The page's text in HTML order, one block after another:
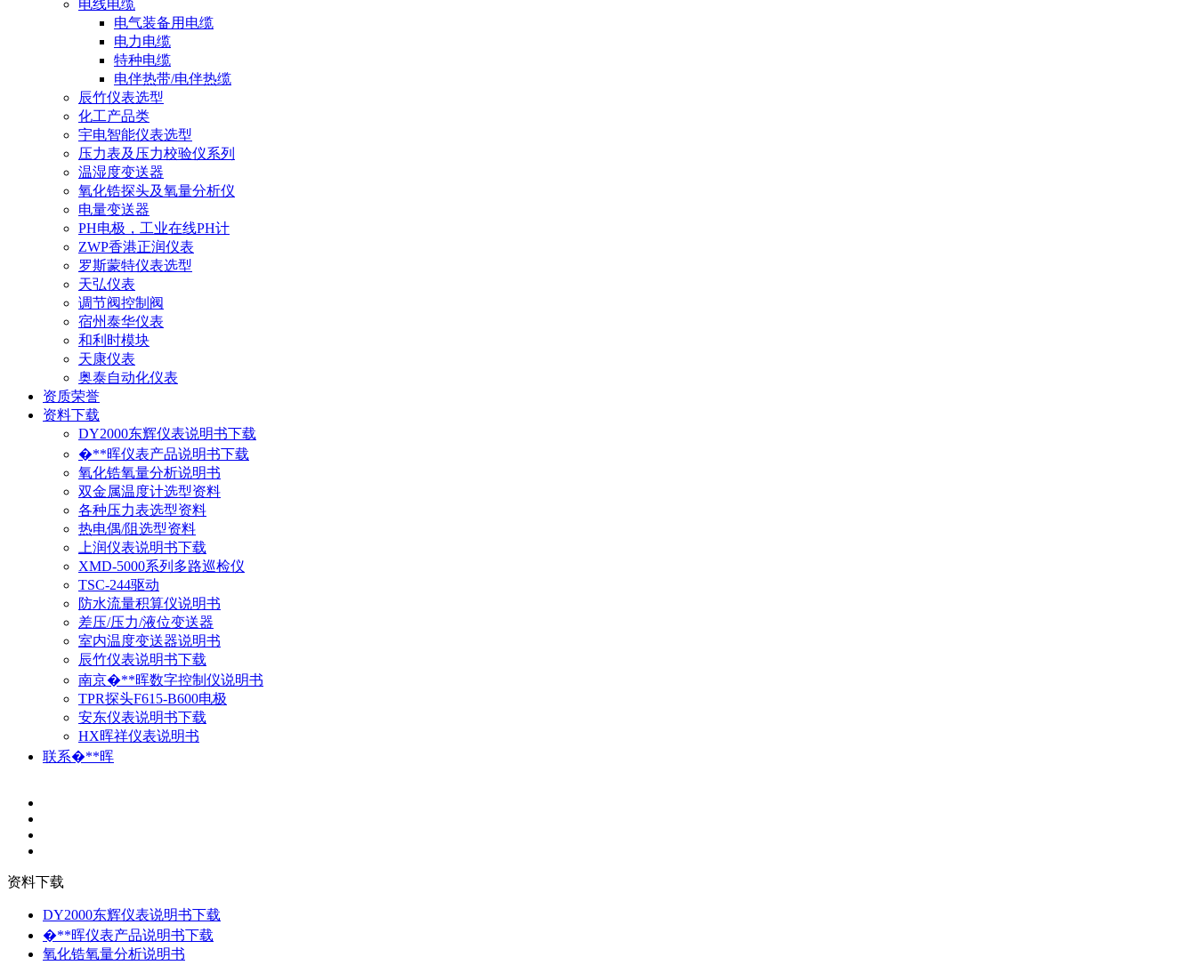
电线电缆
电气装备用电缆
电力电缆
特种电缆
电伴热带/电伴热缆
辰竹仪表选型
化工产品类
宇电智能仪表选型
压力表及压力校验仪系列
温湿度变送器
氧化锆探头及氧量分析仪
电量变送器
PH电极，工业在线PH计
ZWP香港正润仪表
罗斯蒙特仪表选型
天弘仪表
调节阀控制阀
宿州泰华仪表
和利时模块
天康仪表
奥泰自动化仪表
资质荣誉
资料下载
DY2000东辉仪表说明书下载
�**晖仪表产品说明书下载
氧化锆氧量分析说明书
双金属温度计选型资料
各种压力表选型资料
热电偶/阻选型资料
上润仪表说明书下载
XMD-5000系列多路巡检仪
TSC-244驱动
防水流量积算仪说明书
差压/压力/液位变送器
室内温度变送器说明书
辰竹仪表说明书下载
南京�**晖数字控制仪说明书
TPR探头F615-B600电极
安东仪表说明书下载
HX晖祥仪表说明书
联系�**晖
资料下载
DY2000东辉仪表说明书下载
�**晖仪表产品说明书下载
氧化锆氧量分析说明书